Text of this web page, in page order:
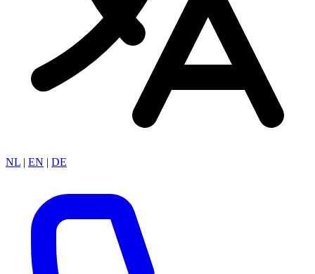
NL | EN | DE